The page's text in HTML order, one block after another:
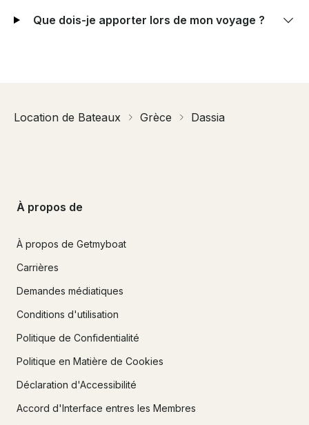
Que dois-je apporter lors de mon voyage ?
Location de Bateaux Grèce Dassia
À propos de
À propos de Getmyboat
Carrières
Demandes médiatiques
Conditions d'utilisation
Politique de Confidentialité
Politique en Matière de Cookies
Déclaration d'Accessibilité
Accord d'Interface entres les Membres